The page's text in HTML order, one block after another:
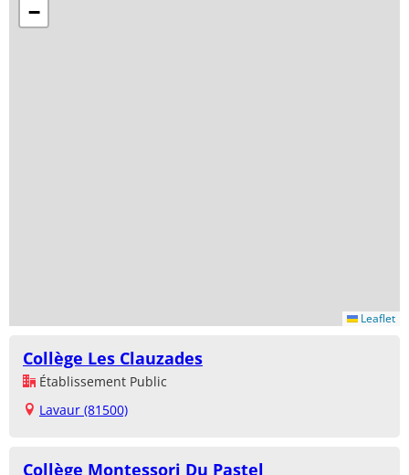
−
Leaflet
Collège Les Clauzades
Établissement Public
Lavaur (81500)
Collège Montessori Du Pastel